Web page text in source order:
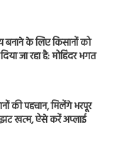
बनाने के लिए किसानों को
जा रहा है: मोहिंदर भगत
की पहचान, मिलेंगे भरपूर
खत्म, ऐसे करें अप्लाई